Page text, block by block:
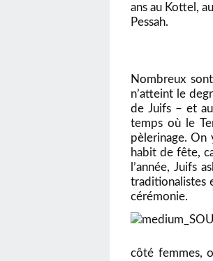
ans au Kottel,
Pessah.
Nombreux
n’atteint le
de Juifs – et
temps où le
pèlerinage.
habit de fête,
l’année, Juifs
traditionalistes
cérémonie.
côté femmes,